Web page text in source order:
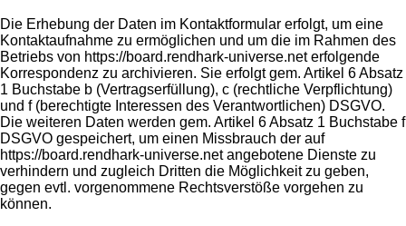
Die Erhebung der Daten im Kontaktformular erfolgt, um eine
Kontaktaufnahme zu ermöglichen und um die im Rahmen des
Betriebs von https://board.rendhark-universe.net erfolgende
Korrespondenz zu archivieren. Sie erfolgt gem. Artikel 6 Absatz
1 Buchstabe b (Vertragserfüllung), c (rechtliche Verpflichtung)
und f (berechtigte Interessen des Verantwortlichen) DSGVO.
Die weiteren Daten werden gem. Artikel 6 Absatz 1 Buchstabe f
DSGVO gespeichert, um einen Missbrauch der auf
https://board.rendhark-universe.net angebotene Dienste zu
verhindern und zugleich Dritten die Möglichkeit zu geben,
gegen evtl. vorgenommene Rechtsverstöße vorgehen zu
können.